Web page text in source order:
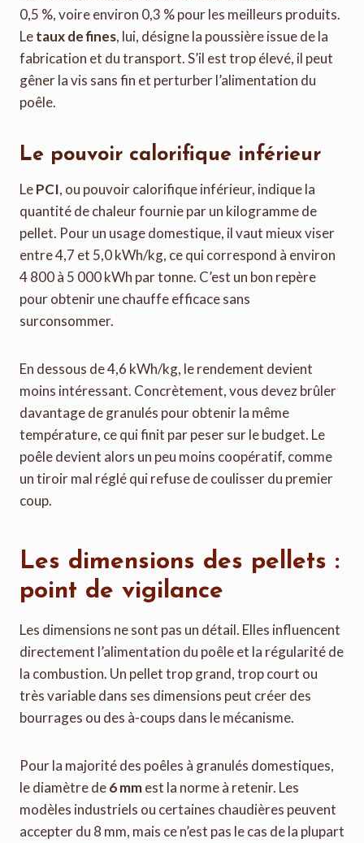
0,5 %, voire environ 0,3 % pour les meilleurs produits.
Letaux de fines, lui, désigne la poussière issue de la
fabrication et du transport. S’il est trop élevé, il peut
gêner la vis sans fin et perturber l’alimentation du
poêle.
Le pouvoir calorifique inférieur
LePCI, ou pouvoir calorifique inférieur, indique la
quantité de chaleur fournie par un kilogramme de
pellet. Pour un usage domestique, il vaut mieux viser
entre 4,7 et 5,0 kWh/kg, ce qui correspond à environ
4 800 à 5 000 kWh par tonne. C’est un bon repère
pour obtenir une chauffe efficace sans
surconsommer.
En dessous de 4,6 kWh/kg, le rendement devient
moins intéressant. Concrètement, vous devez brûler
davantage de granulés pour obtenir la même
température, ce qui finit par peser sur le budget. Le
poêle devient alors un peu moins coopératif, comme
un tiroir mal réglé qui refuse de coulisser du premier
coup.
Les dimensions des pellets :
point de vigilance
Les dimensions ne sont pas un détail. Elles influencent
directement l’alimentation du poêle et la régularité de
la combustion. Un pellet trop grand, trop court ou
très variable dans ses dimensions peut créer des
bourrages ou des à-coups dans le mécanisme.
Pour la majorité des poêles à granulés domestiques,
le diamètre de6 mmest la norme à retenir. Les
modèles industriels ou certaines chaudières peuvent
accepter du 8 mm, mais ce n’est pas le cas de la plupart